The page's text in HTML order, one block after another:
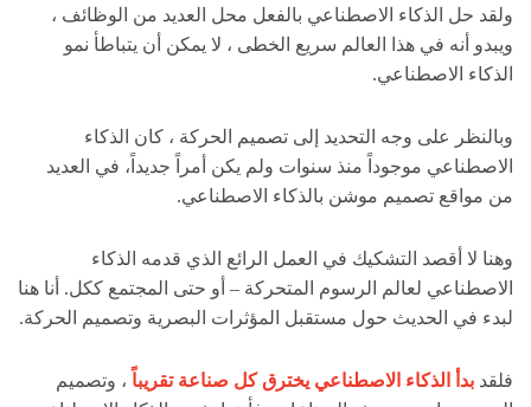
ولقد حل الذكاء الاصطناعي بالفعل محل العديد من الوظائف ،
ويبدو أنه في هذا العالم سريع الخطى ، لا يمكن أن يتباطأ نمو
الذكاء الاصطناعي.
وبالنظر على وجه التحديد إلى تصميم الحركة ، كان الذكاء
الاصطناعي موجوداً منذ سنوات ولم يكن أمراً جديداً، في العديد
من مواقع تصميم موشن بالذكاء الاصطناعي.
وهنا لا أقصد التشكيك في العمل الرائع الذي قدمه الذكاء
الاصطناعي لعالم الرسوم المتحركة – أو حتى المجتمع ككل. أنا هنا
لبدء في الحديث حول مستقبل المؤثرات البصرية وتصميم الحركة.
فلقد بدأ الذكاء الاصطناعي يخترق كل صناعة تقريباً ، وتصميم